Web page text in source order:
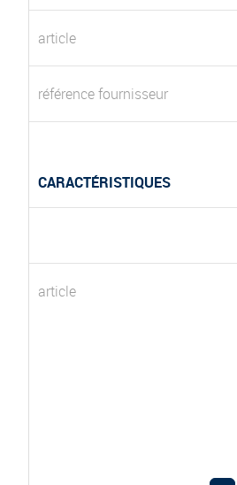
article
référence fournisseur
CARACTÉRISTIQUES
article